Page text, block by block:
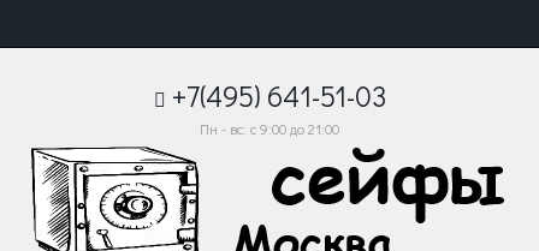
+7(495) 641-51-03
Пн - вс: с 9:00 до 21:00